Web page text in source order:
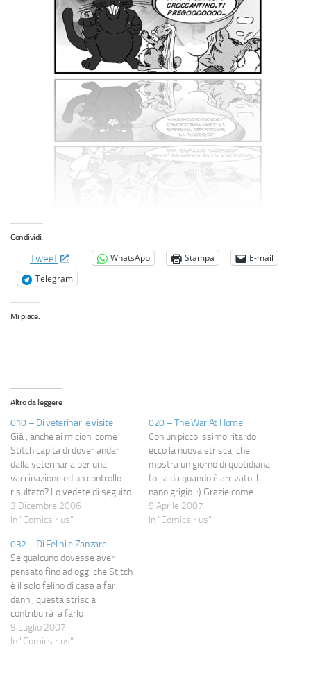
Condividi:
Tweet WhatsApp Stampa
E-mail
Telegram
Mi piace:
Altro da leggere
010 – Di veterinari e visite
Già , anche ai micioni come
Stitch capita di dover andar
dalla veterinaria per una
vaccinazione ed un controllo... il
risultato? Lo vedete di seguito
nella solita splendida
interpretazione di Ombre, che
per lo sbattimento nel
posizionare i dialoghi. Buona
lettura :)
3 Dicembre 2006
In "Comics r us"
020 – The War At Home
Con un piccolissimo ritardo
ecco la nuova strisca, che
mostra un giorno di quotidiana
follia da quando è arrivato il
nano grigio. :) Grazie come
sempre ad Ombre, che è ogni
volta più bravo :)
9 Aprile 2007
In "Comics r us"
032 – Di Felini e Zanzare
Se qualcuno dovesse aver
pensato fino ad oggi che Stitch
è il solo felino di casa a far
danni, questa striscia
contribuirà a farlo
ricredere,Â voi che ne dite? :)
9 Luglio 2007
In "Comics r us"